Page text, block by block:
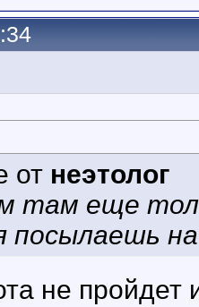
от неэтолог
там еще
посылаешь
не пройдет